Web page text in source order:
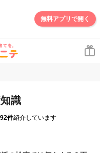
無料アプリで開く
識
92件紹介しています